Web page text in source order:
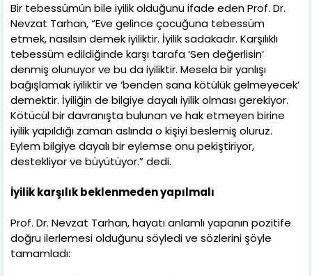
Bir tebessümün bile iyilik olduğunu ifade eden Prof. Dr.
Nevzat Tarhan, “Eve gelince çocuğuna tebessüm
etmek, nasılsın demek iyiliktir. İyilik sadakadır. Karşılıklı
tebessüm edildiğinde karşı tarafa ‘Sen değerlisin’
denmiş olunuyor ve bu da iyiliktir. Mesela bir yanlışı
bağışlamak iyiliktir ve ‘benden sana kötülük gelmeyecek’
demektir. İyiliğin de bilgiye dayalı iyilik olması gerekiyor.
Kötücül bir davranışta bulunan ve hak etmeyen birine
iyilik yapıldığı zaman aslında o kişiyi beslemiş oluruz.
Eylem bilgiye dayalı bir eylemse onu pekiştiriyor,
destekliyor ve büyütüyor.” dedi.
İyilik karşılık beklenmeden yapılmalı
Prof. Dr. Nevzat Tarhan, hayatı anlamlı yapanın pozitife
doğru ilerlemesi olduğunu söyledi ve sözlerini şöyle
tamamladı: